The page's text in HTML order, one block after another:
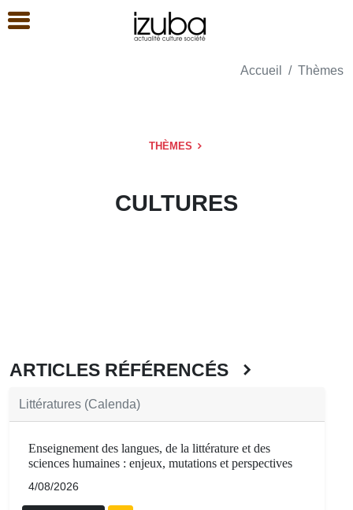
Accueil Thèmes
THÈMES
CULTURES
ARTICLES RÉFÉRENCÉS
Littératures (Calenda)
Enseignement des langues, de la littérature et des
sciences humaines : enjeux, mutations et perspectives
4/08/2026